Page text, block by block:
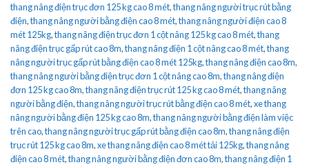
thang nâng điện trục đơn 125 kg cao 8 mét,thang nâng người trục rút bằng
điện,thang nâng người bằng điện cao 8 mét,thang nâng người điện cao 8
mét 125kg,thang nâng điện trục đơn 1 cột nâng 125 kg cao 8 mét,thang
nâng điện trục gấp rút cao 8m,thang nâng điện 1 cột nâng cao 8 mét,thang
nâng người trục gấp rút bằng điện cao 8 mét 125kg,thang nâng điện cao 8m,
thang nâng người bằng điện trục đơn 1 cột nâng cao 8m,thang nâng điện
đơn 125 kg cao 8m,thang nâng điện trục rút 125 kg cao 8 mét,thang nâng
người bằng điện,thang nâng người trục rút bằng điện cao 8 mét,xe thang
nâng người bằng điện 125 kg cao 8m,thang nâng người bằng điện làm việc
trên cao,thang nâng người trục gấp rút bằng điện cao 8m,thang nâng điện
trục rút 125 kg cao 8m,xe thang nâng điện cao 8 mét tải 125kg,thang nâng
điện cao 8 mét,thang nâng người bằng điện đơn cao 8m,thang nâng điện 1